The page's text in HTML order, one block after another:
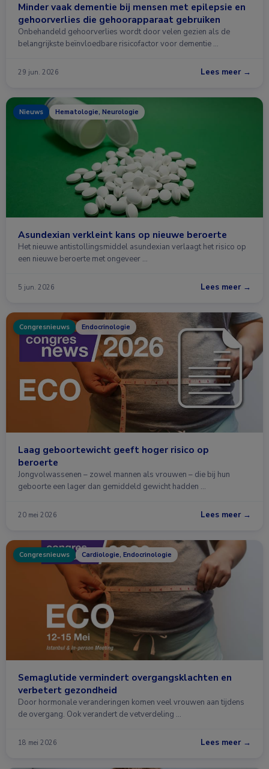
Minder vaak dementie bij mensen met epilepsie en
gehoorverlies die gehoorapparaat gebruiken
Onbehandeld gehoorverlies wordt door velen gezien als de
belangrijkste beïnvloedbare risicofactor voor dementie …
29 jun. 2026 Lees meer →
Nieuws Hematologie, Neurologie
Asundexian verkleint kans op nieuwe beroerte
Het nieuwe antistollingsmiddel asundexian verlaagt het risico op
een nieuwe beroerte met ongeveer …
5 jun. 2026 Lees meer →
Congresnieuws Endocrinologie
Laag geboortewicht geeft hoger risico op
beroerte
Jongvolwassenen – zowel mannen als vrouwen – die bij hun
geboorte een lager dan gemiddeld gewicht hadden …
20 mei 2026 Lees meer →
Congresnieuws Cardiologie, Endocrinologie
Semaglutide vermindert overgangsklachten en
verbetert gezondheid
Door hormonale veranderingen komen veel vrouwen aan tijdens
de overgang. Ook verandert de vetverdeling …
18 mei 2026 Lees meer →